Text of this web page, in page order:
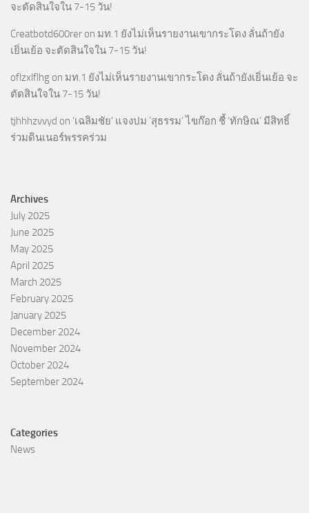
จะตัดสินใจใน 7-15 วัน!
Creatbotd600rer on มท.1 ยังไม่เห็นรายงานเขากระโดง ลั่นถ้ายัง
เยิ่นเย้อ จะตัดสินใจใน 7-15 วัน!
oflzxlflhg on มท.1 ยังไม่เห็นรายงานเขากระโดง ลั่นถ้ายังเยิ่นเย้อ จะ
ตัดสินใจใน 7-15 วัน!
tjhhhzvvyd on ‘เฉลิมชัย’ แจงปม ‘สุธรรม’ ไขก๊อก ชี้ ‘ทักษิณ’ มีสิทธิ์
ร่วมดินเนอร์พรรคร่วม
Archives
July 2025
June 2025
May 2025
April 2025
March 2025
February 2025
January 2025
December 2024
November 2024
October 2024
September 2024
Categories
News